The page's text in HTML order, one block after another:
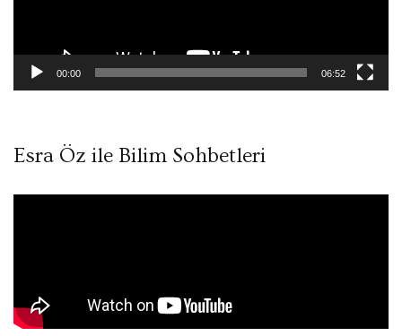
00:00 06:52
Esra Öz ile Bilim Sohbetleri